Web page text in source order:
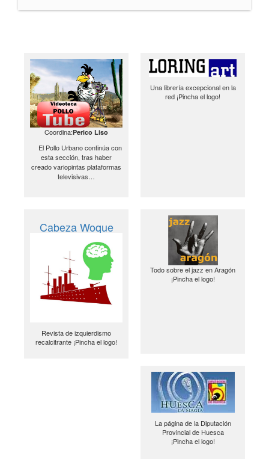
Coordina:Perico Liso
El Pollo Urbano continúa con
esta sección, tras haber
creado variopintas plataformas
televisivas…
Una librería excepcional en la
red ¡Pincha el logo!
Cabeza Woque
Revista de izquierdismo
recalcitrante ¡Pincha el logo!
Todo sobre el jazz en Aragón
¡Pincha el logo!
La página de la Diputación
Provincial de Huesca
¡Pincha el logo!